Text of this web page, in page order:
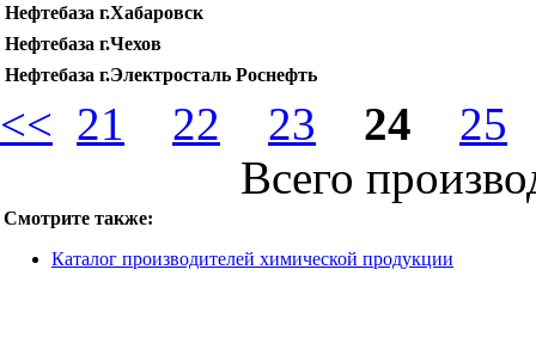
Нефтебаза г.Хабаровск
Нефтебаза г.Чехов
Нефтебаза г.Электросталь Роснефть
<< 21 22 23 24
25
Всего
Смотрите также:
Каталог производителей химической продукции